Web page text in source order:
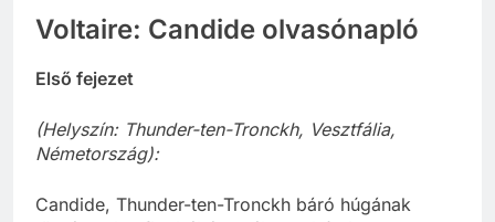
Voltaire: Candide olvasónapló
Első fejezet
(Helyszín: Thunder-ten-Tronckh, Vesztfália,
Németország):
Candide, Thunder-ten-Tronckh báró húgának